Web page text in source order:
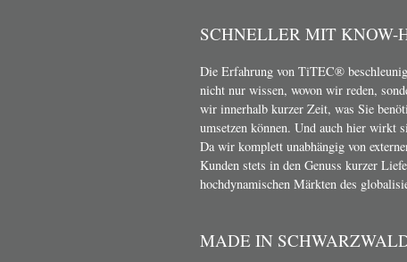
SCHNELLER MIT KNOW-
Die Erfahrung von TiTEC®
nicht nur wissen, wovon wir reden,
wir innerhalb kurzer Zeit, was Sie
umsetzen können. Und auch hier wirkt
Da wir komplett unabhängig von
Kunden stets in den Genuss kurzer
hochdynamischen Märkten des
MADE IN